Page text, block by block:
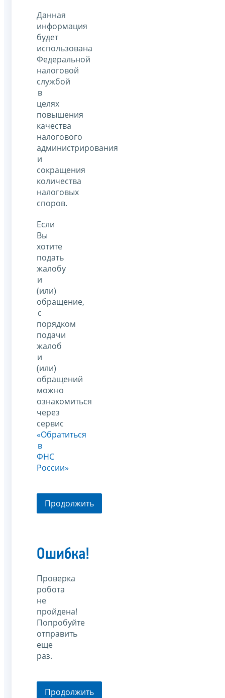
Данная
информация
будет
использована
Федеральной
налоговой
службой
в
целях
повышения
качества
налогового
администрирования
и
сокращения
количества
налоговых
споров.
Если
Вы
хотите
подать
жалобу
и
(или)
обращение,
с
порядком
подачи
жалоб
и
(или)
обращений
можно
ознакомиться
через
сервис
«Обратиться
в
ФНС
России»
Продолжить
Ошибка!
Проверка
робота
не
пройдена!
Попробуйте
отправить
еще
раз.
Продолжить